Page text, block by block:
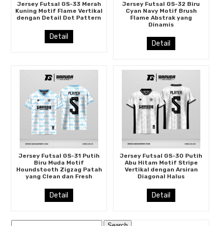
Jersey Futsal GS-33 Merah
Kuning Motif Flame Vertikal
dengan Detail Dot Pattern
Detail
Jersey Futsal GS-32 Biru
Cyan Navy Motif Brush
Flame Abstrak yang
Dinamis
Detail
Jersey Futsal GS-31 Putih
Biru Muda Motif
Houndstooth Zigzag Patah
yang Clean dan Fresh
Detail
Jersey Futsal GS-30 Putih
Abu Hitam Motif Stripe
Vertikal dengan Arsiran
Diagonal Halus
Detail